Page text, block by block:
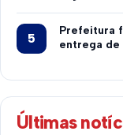
Prefeitura
entrega de
Últimas